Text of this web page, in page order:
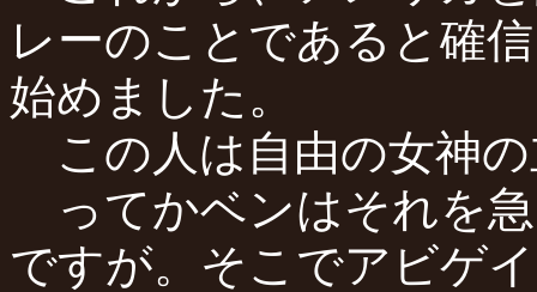
レーのことであると確
始めました。
この人は自由の女神
ってかベンはそれを
ですが。そこでアビゲ